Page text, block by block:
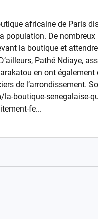
africaine de Paris
population. De nombreux
la boutique et
Pathé Ndiaye,
en ont également
de l’arrondissement.
boutique-senegalaise-
fe...